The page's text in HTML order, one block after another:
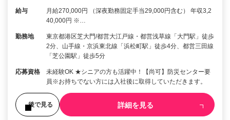
給与
月給270,000円 （深夜勤務固定手当29,000円含む） 年収3,2
40,000円 ※…
勤務地
東京都港区芝大門/都営大江戸線・都営浅草線「大門駅」徒歩
2分、山手線・京浜東北線「浜松町駅」徒歩4分、都営三田線
「芝公園駅」徒歩5分
応募資格
未経験OK ★シニアの方も活躍中！【尚可】防災センター要
員※お持ちでない方には入社後に取得していただきます。
後で見る 詳細を見る